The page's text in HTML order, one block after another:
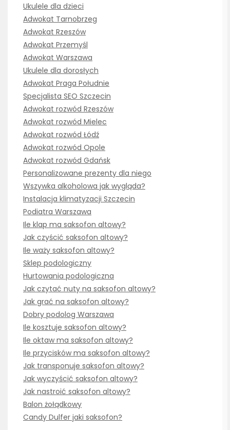
Ukulele dla dzieci
Adwokat Tarnobrzeg
Adwokat Rzeszów
Adwokat Przemyśl
Adwokat Warszawa
Ukulele dla dorosłych
Adwokat Praga Południe
Specjalista SEO Szczecin
Adwokat rozwód Rzeszów
Adwokat rozwód Mielec
Adwokat rozwód Łódź
Adwokat rozwód Opole
Adwokat rozwód Gdańsk
Personalizowane prezenty dla niego
Wszywka alkoholowa jak wygląda?
Instalacja klimatyzacji Szczecin
Podiatra Warszawa
Ile klap ma saksofon altowy?
Jak czyścić saksofon altowy?
Ile waży saksofon altowy?
Sklep podologiczny
Hurtowania podologiczna
Jak czytać nuty na saksofon altowy?
Jak grać na saksofon altowy?
Dobry podolog Warszawa
Ile kosztuje saksofon altowy?
Ile oktaw ma saksofon altowy?
Ile przycisków ma saksofon altowy?
Jak transponuje saksofon altowy?
Jak wyczyścić saksofon altowy?
Jak nastroić saksofon altowy?
Balon żołądkowy
Candy Dulfer jaki saksofon?